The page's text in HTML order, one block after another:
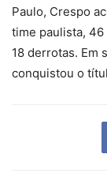
Paulo, Crespo
time paulista,
18 derrotas. Em
conquistou o